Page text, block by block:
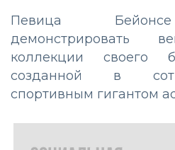
Певица
коллекции своего
созданной в
спортивным гигантом